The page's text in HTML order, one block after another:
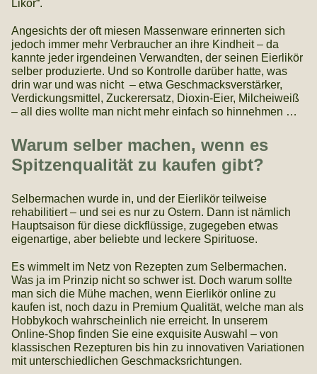
Likör“.
Angesichts der oft miesen Massenware erinnerten sich
jedoch immer mehr Verbraucher an ihre Kindheit – da
kannte jeder irgendeinen Verwandten, der seinen Eierlikör
selber produzierte. Und so Kontrolle darüber hatte, was
drin war und was nicht – etwa Geschmacksverstärker,
Verdickungsmittel, Zuckerersatz, Dioxin-Eier, Milcheiweiß
– all dies wollte man nicht mehr einfach so hinnehmen …
Warum selber machen, wenn es
Spitzenqualität zu kaufen gibt?
Selbermachen wurde in, und der Eierlikör teilweise
rehabilitiert – und sei es nur zu Ostern. Dann ist nämlich
Hauptsaison für diese dickflüssige, zugegeben etwas
eigenartige, aber beliebte und leckere Spirituose.
Es wimmelt im Netz von Rezepten zum Selbermachen.
Was ja im Prinzip nicht so schwer ist. Doch warum sollte
man sich die Mühe machen, wenn Eierlikör online zu
kaufen ist, noch dazu in Premium Qualität, welche man als
Hobbykoch wahrscheinlich nie erreicht. In unserem
Online-Shop finden Sie eine exquisite Auswahl – von
klassischen Rezepturen bis hin zu innovativen Variationen
mit unterschiedlichen Geschmacksrichtungen.